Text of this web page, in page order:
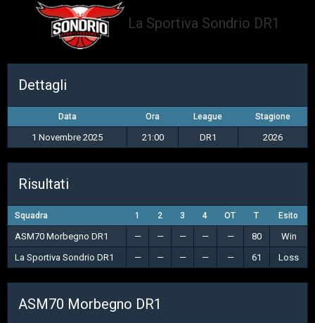
La Sportiva Sondrio DR1
Dettagli
Data Ora League Stagione
1 Novembre 2025 21:00 DR1 2026
Risultati
Squadra 1 2 3 4 OT T Esito
ASM70 Morbegno DR1 — — — — — 80
Win
La Sportiva Sondrio DR1
— — — — — 61 Loss
ASM70 Morbegno DR1